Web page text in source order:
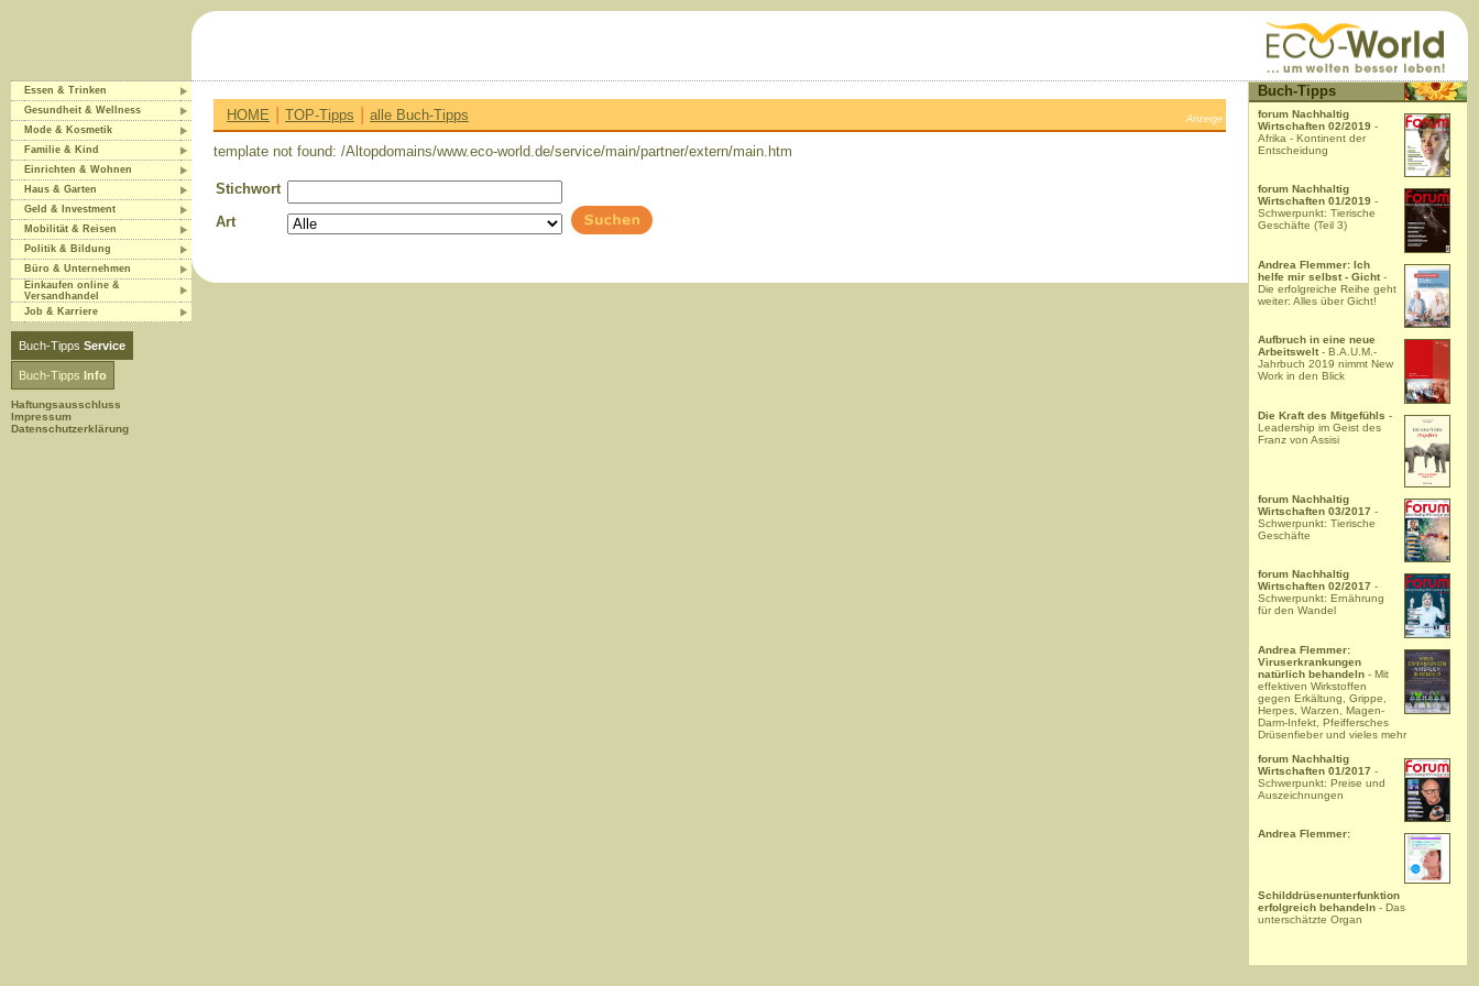
Essen & Trinken
Gesundheit & Wellness
Mode & Kosmetik
Familie & Kind
Einrichten & Wohnen
Haus & Garten
Geld & Investment
Mobilität & Reisen
Politik & Bildung
Büro & Unternehmen
Einkaufen online &
Versandhandel
Job & Karriere
Buch-Tipps Service
Buch-Tipps Info
Haftungsausschluss
Impressum
Datenschutzerklärung
HOME | TOP-Tipps | alle Buch-Tipps Anzeige
template not found: /Altopdomains/www.eco-world.de/service/main/partner/extern/main.htm
Stichwort
Art
Buch-Tipps
forum Nachhaltig
Wirtschaften 02/2019 -
Afrika - Kontinent der
Entscheidung
forum Nachhaltig
Wirtschaften 01/2019 -
Schwerpunkt: Tierische
Geschäfte (Teil 3)
Andrea Flemmer: Ich
helfe mir selbst - Gicht -
Die erfolgreiche Reihe geht
weiter: Alles über Gicht!
Aufbruch in eine neue
Arbeitswelt - B.A.U.M.-
Jahrbuch 2019 nimmt New
Work in den Blick
Die Kraft des Mitgefühls -
Leadership im Geist des
Franz von Assisi
forum Nachhaltig
Wirtschaften 03/2017 -
Schwerpunkt: Tierische
Geschäfte
forum Nachhaltig
Wirtschaften 02/2017 -
Schwerpunkt: Ernährung
für den Wandel
Andrea Flemmer:
Viruserkrankungen
natürlich behandeln - Mit
effektiven Wirkstoffen
gegen Erkältung, Grippe,
Herpes, Warzen, Magen-
Darm-Infekt, Pfeiffersches
Drüsenfieber und vieles mehr
forum Nachhaltig
Wirtschaften 01/2017 -
Schwerpunkt: Preise und
Auszeichnungen
Andrea Flemmer:
Schilddrüsenunterfunktion
erfolgreich behandeln - Das
unterschätzte Organ